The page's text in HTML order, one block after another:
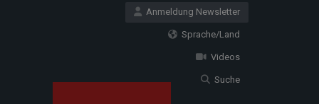
Anmeldung Newsletter
Sprache/Land
Videos
Suche